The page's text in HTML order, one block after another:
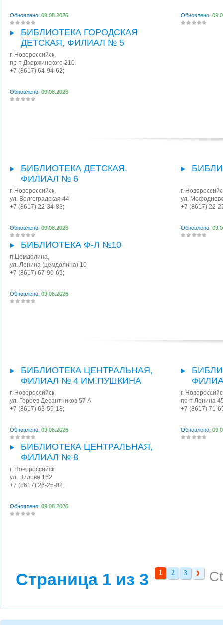
Обновлено: 09.08.2026 Обновлено:
БИБЛИОТЕКА ГОРОДСКАЯ
ДЕТСКАЯ, ФИЛИАЛ № 5
г. Новороссийск,
пр-т Дзержинского 210
+7 (8617) 64-94-62;
Обновлено: 09.08.2026
БИБЛИОТЕКА ДЕТСКАЯ,
ФИЛИАЛ № 6
г. Новороссийск,
ул. Волгоградская 44
+7 (8617) 22-34-83;
Обновлено: 09.08.2026
г.
ул.
+7 (8617) 22-
Обновлено:
БИБЛИОТЕКА Ф-Л №10
п.Цемдолина,
ул. Ленина (цемдолина) 10
+7 (8617) 67-90-69;
Обновлено: 09.08.2026
БИБЛИОТЕКА ЦЕНТРАЛЬНАЯ,
ФИЛИАЛ № 4 ИМ.ПУШКИНА
г. Новороссийск,
ул. Героев Десантников 57 А
+7 (8617) 63-55-18;
Обновлено: 09.08.2026
г.
пр-т Ленина
+7 (8617) 71-
Обновлено:
БИБЛИОТЕКА ЦЕНТРАЛЬНАЯ,
ФИЛИАЛ № 8
г. Новороссийск,
ул. Видова 162
+7 (8617) 26-25-02;
Обновлено: 09.08.2026
Страница 1 из 3 1 2
2 3
3